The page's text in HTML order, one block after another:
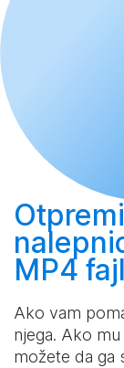
MP4
Ako vam
njega. Ako
možete da ga